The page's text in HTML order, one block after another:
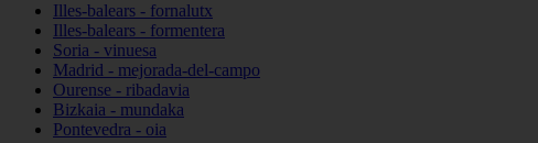
Illes-balears - fornalutx
Illes-balears - formentera
Soria - vinuesa
Madrid - mejorada-del-campo
Ourense - ribadavia
Bizkaia - mundaka
Pontevedra - oia